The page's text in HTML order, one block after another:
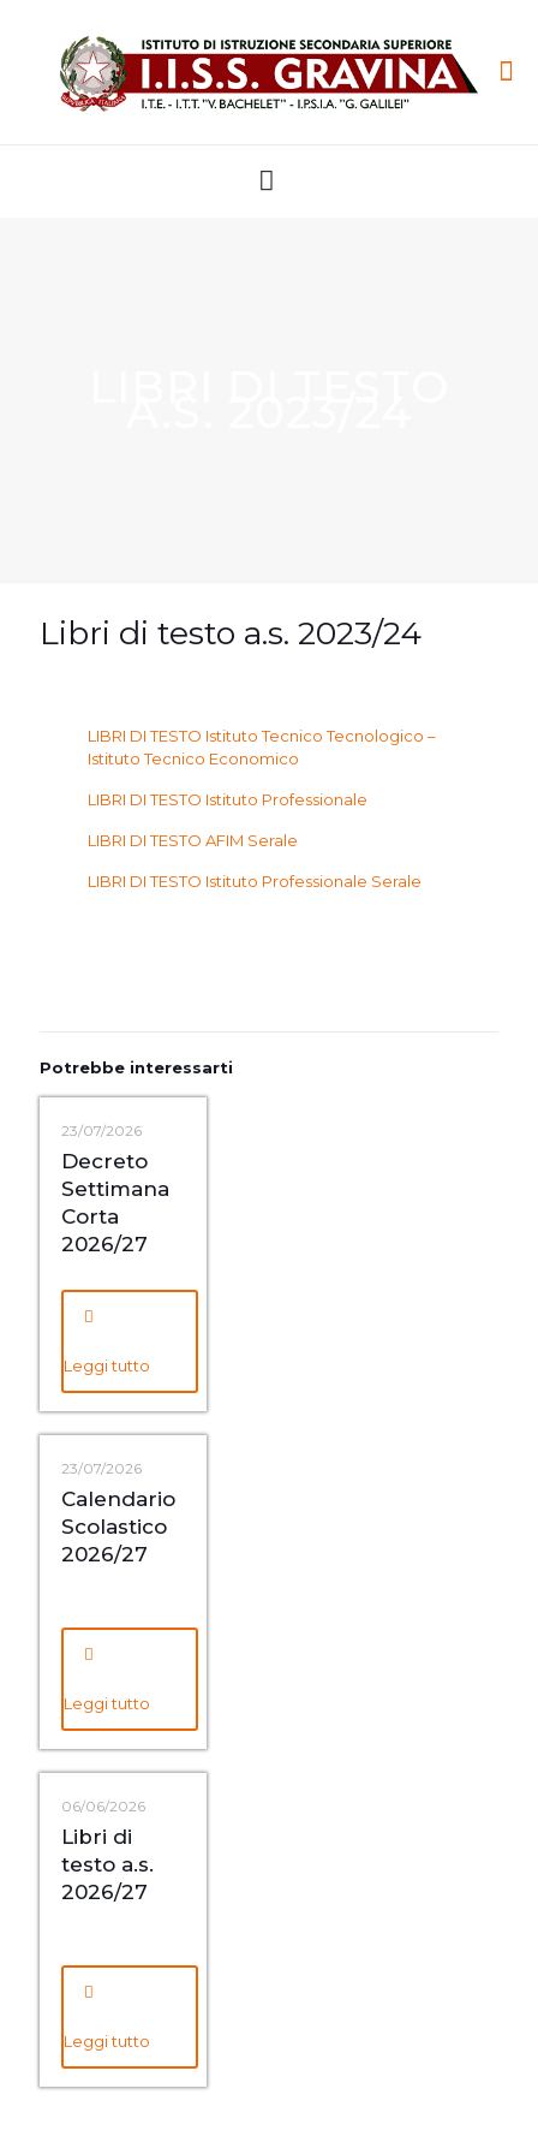
Libri di testo a.s. 2023/24
LIBRI DI TESTO Istituto Tecnico Tecnologico –
Istituto Tecnico Economico
LIBRI DI TESTO Istituto Professionale
LIBRI DI TESTO AFIM Serale
LIBRI DI TESTO Istituto Professionale Serale
Potrebbe interessarti
23/07/2026
Decreto
Settimana
Corta
2026/27
Leggi tutto
23/07/2026
Calendario
Scolastico
2026/27
Leggi tutto
06/06/2026
Libri di
testo a.s.
2026/27
Leggi tutto